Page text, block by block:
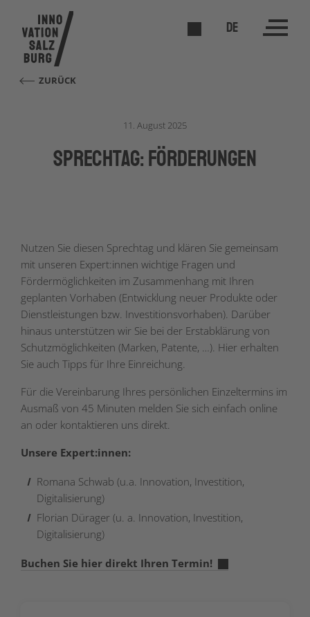
DE
ZURÜCK
11. August 2025
Sprechtag: Förderungen
Nutzen Sie diesen Sprechtag und klären Sie gemeinsam
mit unseren Expert:innen wichtige Fragen und
Fördermöglichkeiten im Zusammenhang mit Ihren
geplanten Vorhaben (Entwicklung neuer Produkte oder
Dienstleistungen bzw. Investitionsvorhaben). Darüber
hinaus unterstützen wir Sie bei der Erstabklärung von
Schutzmöglichkeiten (Marken, Patente, …). Hier erhalten
Sie auch Tipps für Ihre Einreichung.
Für die Vereinbarung Ihres persönlichen Einzeltermins im
Ausmaß von 45 Minuten melden Sie sich einfach online
an oder kontaktieren uns direkt.
Unsere Expert:innen:
Romana Schwab (u.a. Innovation, Investition,
Digitalisierung)
Florian Dürager (u. a. Innovation, Investition,
Digitalisierung)
Buchen Sie hier direkt Ihren Termin!